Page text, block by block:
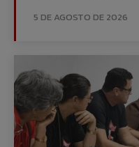
5 DE AGOSTO DE 2026